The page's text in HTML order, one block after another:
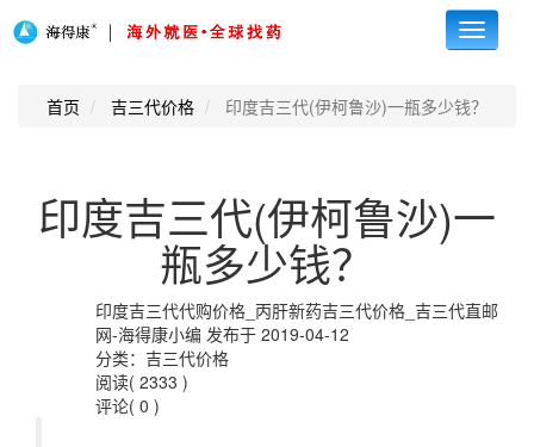
Toggle
首页 吉三代价格 印度吉三代(伊柯鲁沙)一瓶多少钱？
印度吉三代(伊柯鲁沙)一
瓶多少钱？
印度吉三代代购价格_丙肝新药吉三代价格_吉三代直邮
网-海得康小编 发布于 2019-04-12
分类：吉三代价格
阅读( 2333 )
评论( 0 )